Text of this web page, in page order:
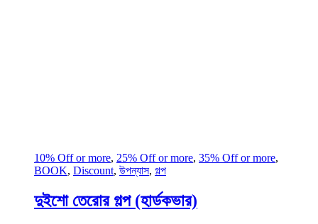
10% Off or more, 25% Off or more, 35% Off or more,
BOOK, Discount, উপন্যাস, গল্প
দুইশো তেরোর গল্প (হার্ডকভার)